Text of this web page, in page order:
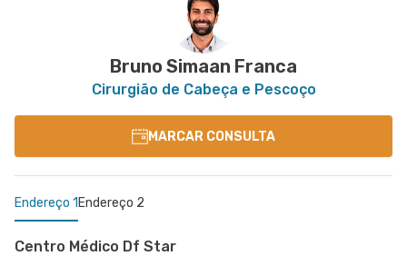
Shln nr. S/N Lote 9 Bloco G Edifício Biosphere -
Bruno Simaan Franca
Cirurgião de Cabeça e Pescoço
MARCAR CONSULTA
Endereço 1 Endereço 2
Centro Médico Df Star